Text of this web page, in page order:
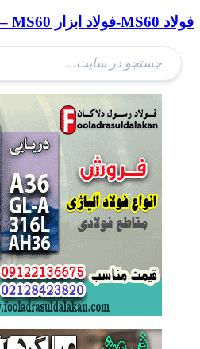
فولاد MS60-فولاد ابزار MS60 – فولاد ابزار 1740- فولاد ابزار کربنی